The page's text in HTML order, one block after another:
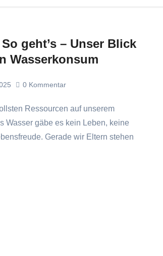
geht’s – Unser Blick
Wasserkonsum
0 Kommentar
Wasser gäbe es kein Leben, keine
Gerade wir Eltern stehen